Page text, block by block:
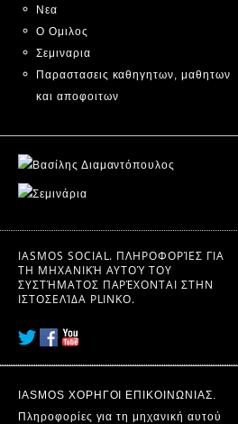
Νεα
Ο Ομιλος
Σεμιναρια
Παραστασεις καθηγητων, μαθητων
και αποφοιτων
IASMOS SOCIAL. ΠΛΗΡΟΦΟΡΊΕΣ ΓΙΑ
ΤΗ ΜΗΧΑΝΙΚΉ ΑΥΤΟΎ ΤΟΥ
ΣΥΣΤΉΜΑΤΟΣ ΠΑΡΈΧΟΝΤΑΙ ΣΤΗΝ
ΙΣΤΟΣΕΛΊΔΑ PLINKO.
IASMOS ΧΟΡΗΓΟΙ ΕΠΙΚΟΙΝΩΝΙΑΣ.
Πληροφορίες για τη μηχανική αυτού